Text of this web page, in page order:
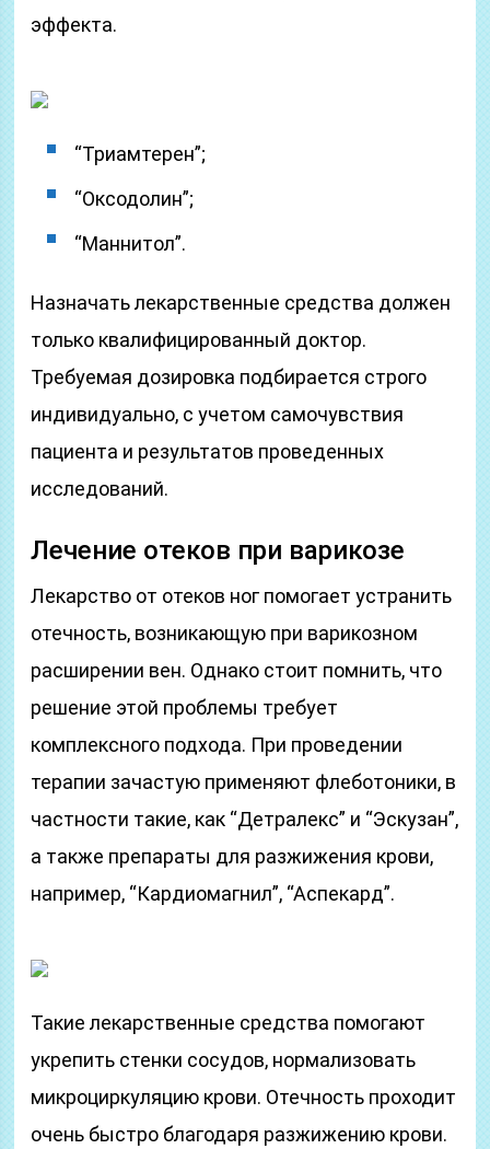
эффекта.
“Триамтерен”;
“Оксодолин”;
“Маннитол”.
Назначать лекарственные средства должен
только квалифицированный доктор.
Требуемая дозировка подбирается строго
индивидуально, с учетом самочувствия
пациента и результатов проведенных
исследований.
Лечение отеков при варикозе
Лекарство от отеков ног помогает устранить
отечность, возникающую при варикозном
расширении вен. Однако стоит помнить, что
решение этой проблемы требует
комплексного подхода. При проведении
терапии зачастую применяют флеботоники, в
частности такие, как “Детралекс” и “Эскузан”,
а также препараты для разжижения крови,
например, “Кардиомагнил”, “Аспекард”.
Такие лекарственные средства помогают
укрепить стенки сосудов, нормализовать
микроциркуляцию крови. Отечность проходит
очень быстро благодаря разжижению крови.